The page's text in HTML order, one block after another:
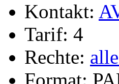
Kontakt:
Tarif: 4
Rechte: